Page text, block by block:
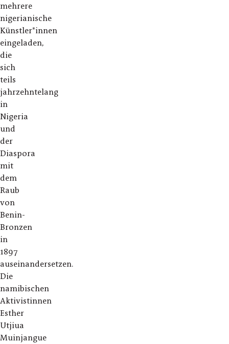
mehrere
nigerianische
Künstler*innen
eingeladen,
die
sich
teils
jahrzehntelang
in
Nigeria
und
der
Diaspora
mit
dem
Raub
von
Benin-
Bronzen
in
1897
auseinandersetzen.
Die
namibischen
Aktivistinnen
Esther
Utjiua
Muinjangue